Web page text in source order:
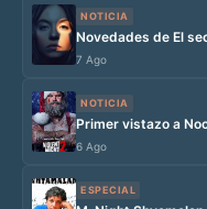
NOTICIA
Novedades de El
7 Ago
NOTICIA
Primer vistazo a
6 Ago
ESPECIAL